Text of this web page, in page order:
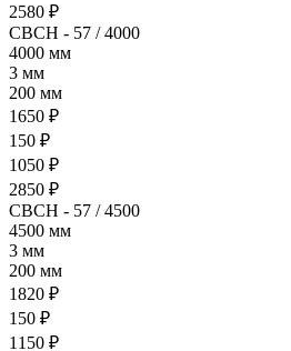
2580 ₽
СВСН - 57 / 4000
4000 мм
3 мм
200 мм
1650 ₽
150 ₽
1050 ₽
2850 ₽
СВСН - 57 / 4500
4500 мм
3 мм
200 мм
1820 ₽
150 ₽
1150 ₽